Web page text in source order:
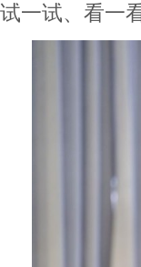
试一试、看一